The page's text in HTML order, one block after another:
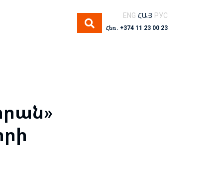
ENG ՀԱՅ РУС
Հեռ. +374 11 23 00 23